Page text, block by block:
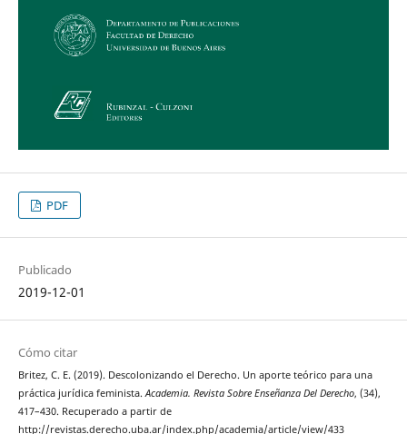
PDF
Publicado
2019-12-01
Cómo citar
Britez, C. E. (2019). Descolonizando el Derecho. Un aporte teórico para una
práctica jurídica feminista.Academia. Revista Sobre Enseñanza Del Derecho, (34),
417–430. Recuperado a partir de
http://revistas.derecho.uba.ar/index.php/academia/article/view/433